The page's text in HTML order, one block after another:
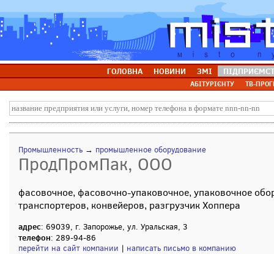
ГОЛОВНА НОВИНИ ЗМІ
АБІТУРІЄНТУ ТВ-
Промышленность → промышленное оборудование
ПродПромПак, ООО
фасовочное, фасовочно-упаковочное, упаковочное
транспортеров, конвейеров, разгрузчик Хоппера
адрес: 69039, г. Запорожье, ул. Уральская, 3
телефон: 289-94-86
перейти на сайт компании | написать письмо в компанию